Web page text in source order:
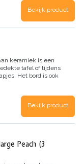
Bekijk product
keramiek is een
tafel of tijdens
Het bord is ook
Bekijk product
Peach (3